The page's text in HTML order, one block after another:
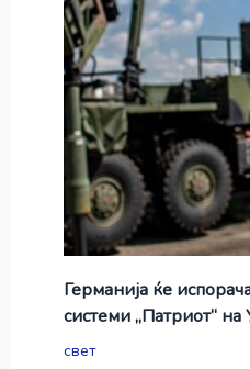
Германија ќе
системи „Патриот“ на
свет